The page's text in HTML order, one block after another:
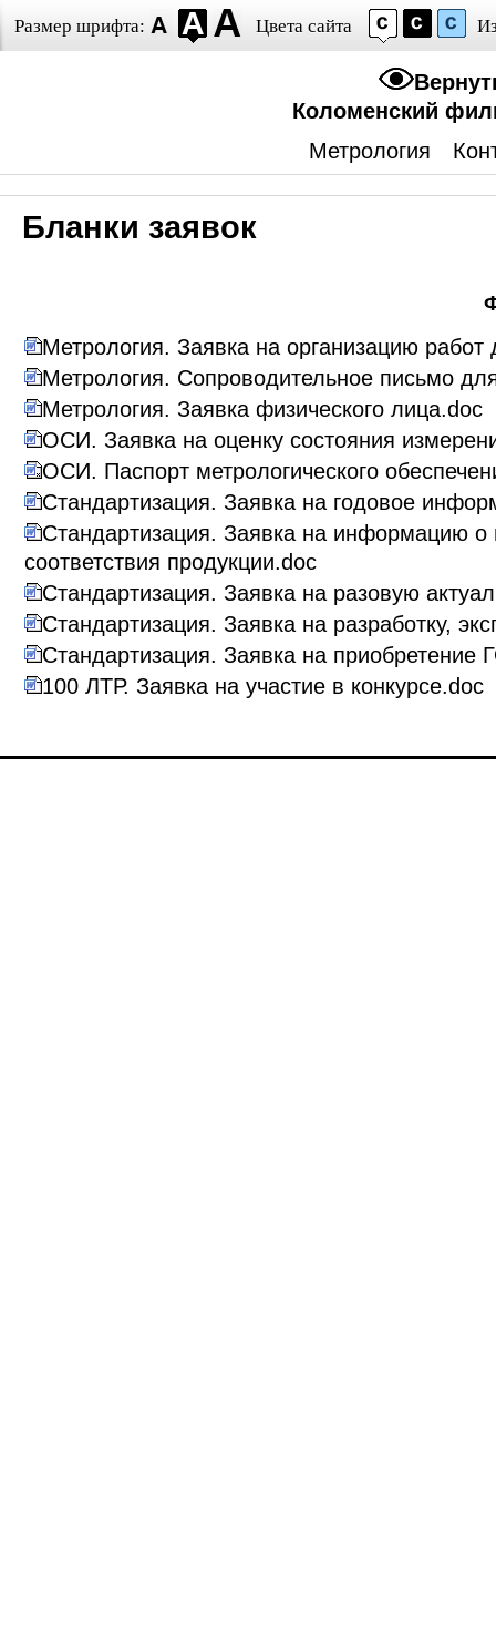
Размер шрифта: Цвета сайта
Коломенский
Метрология
Бланки заявок
Метрология. Заявка на организацию
Метрология. Сопроводительное письмо
Метрология. Заявка физического лица.doc
ОСИ. Заявка на оценку состояния
ОСИ. Паспорт метрологического
Стандартизация. Заявка на годовое
Стандартизация. Заявка на информацию о
соответствия продукции.doc
Стандартизация. Заявка на разовую
Стандартизация. Заявка на разработку,
Стандартизация. Заявка на приобретение
100 ЛТР. Заявка на участие в конкурсе.doc